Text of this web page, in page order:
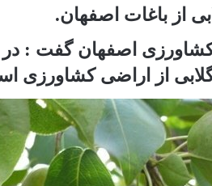
کشاورزی اصفهان گفت :